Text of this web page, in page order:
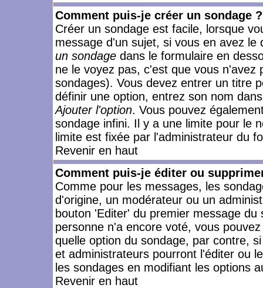
Comment puis-je créer un sondage ?
Créer un sondage est facile, lorsque
message d'un sujet, si vous en avez
un sondage dans le formulaire en
ne le voyez pas, c'est que vous
sondages). Vous devez entrer un titre
définir une option, entrez son nom
Ajouter l'option. Vous pouvez
sondage infini. Il y a une limite pour le
limite est fixée par l'administrateur du
Revenir en haut
Comment puis-je éditer ou
Comme pour les messages, les
d'origine, un modérateur ou un
bouton 'Editer' du premier message
personne n'a encore voté, vous
quelle option du sondage, par contre,
et administrateurs pourront l'éditer ou
les sondages en modifiant les options
Revenir en haut